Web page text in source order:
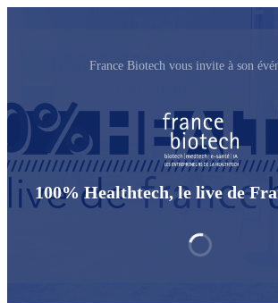
France Biotech vous invite à son
100% Healthtech, le live de